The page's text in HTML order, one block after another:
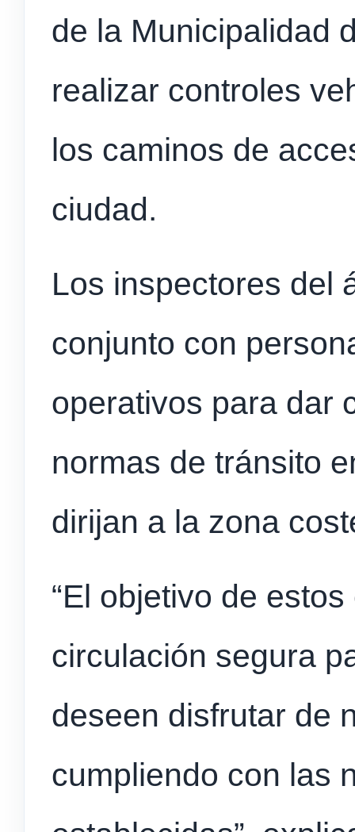
de la Municipalidad
realizar controles
los caminos de
ciudad.
Los inspectores del
conjunto con
operativos para dar
normas de tránsito
dirijan a la zona
“El objetivo de
circulación segura
deseen disfrutar de
cumpliendo con las